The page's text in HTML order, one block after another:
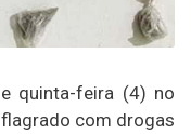
quinta-feira (4) no
com drogas